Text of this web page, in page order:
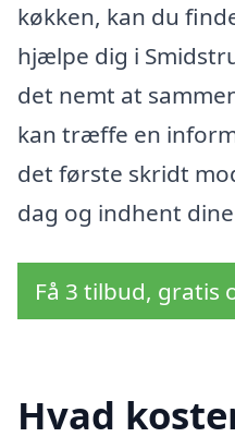
køkken, kan du
hjælpe dig i
det nemt at
kan træffe en
det første skridt
dag og indhent
Få 3 tilbud, gratis
Hvad